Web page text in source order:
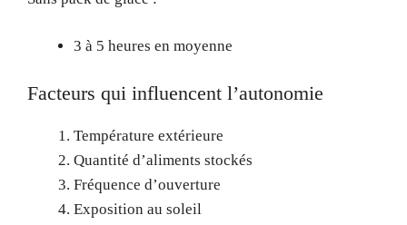
3 à 5 heures en moyenne
Facteurs qui influencent l’autonomie
Température extérieure
Quantité d’aliments stockés
Fréquence d’ouverture
Exposition au soleil